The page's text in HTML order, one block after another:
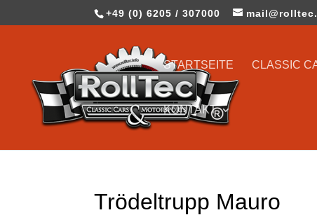
+49 (0) 6205 / 307000
STARTSEITE CLASSIC
KONTAKT
Trödeltrupp Mauro